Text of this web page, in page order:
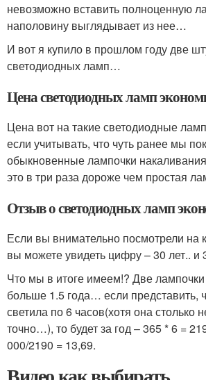
невозможно вставить полноценную
наполовину выглядывает из нее…
И вот я купило в прошлом году две
светодиодных ламп…
Цена светодиодных ламп
Цена вот на такие светодиодные
если учитывать, что чуть ранее мы
обыкновенные лампочки
это в три раза дороже чем простая
Отзыв о светодиодных ламп
Если вы внимательно посмотрели на
вы можете увидеть цифру – 30 лет.. и
Что мы в итоге имеем!? Две
больше 1.5 года… если представить,
светила по 6 часов(хотя она столько
точно…), то будет за год – 365 * 6 =
000/2190 = 13,69.